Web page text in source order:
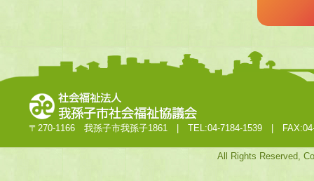
〒270-1166 我孫子市我孫子1861 | TEL:04-7184-1539 | FAX:04-
All Rights Reserved,